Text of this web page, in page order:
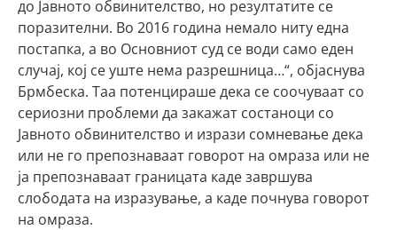
до Јавното обвинителство, но резултатите се
поразителни. Во 2016 година немало ниту една
постапка, а во Основниот суд се води само еден
случај, кој се уште нема разрешница…“, објаснува
Брмбеска. Таа потенцираше дека се соочуваат со
сериозни проблеми да закажат состаноци со
Јавното обвинителство и изрази сомневање дека
или не го препознаваат говорот на омраза или не
ја препознаваат границата каде завршува
слободата на изразување, а каде почнува говорот
на омраза.